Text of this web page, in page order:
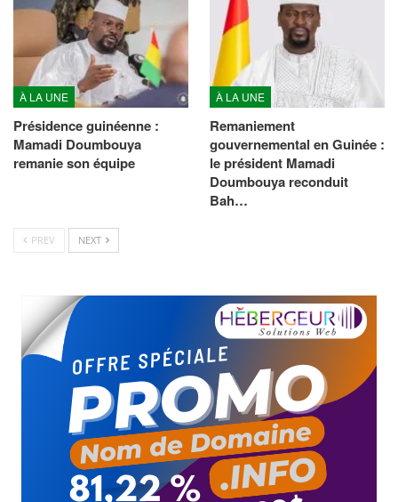
À LA UNE
Présidence guinéenne :
Mamadi Doumbouya
remanie son équipe
À LA UNE
Remaniement
gouvernemental en Guinée :
le président Mamadi
Doumbouya reconduit
Bah…
PREV NEXT